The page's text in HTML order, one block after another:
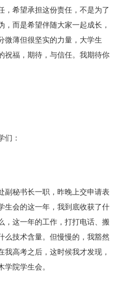
，希望承担这份责任，不是为了
而是希望伴随大家一起成长，
微薄但很坚实的力量，大学生
祝福，期待，与信任。我期待你
们：
副秘书长一职，昨晚上交申请表
生会的这一年，我到底收获了什
，这一年的工作，打打电话、搬
么技术含量。但慢慢的，我豁然
高考之后，这时候我才发现，
学院学生会。